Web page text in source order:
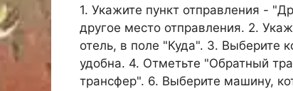
1. Укажите пункт отправления -
другое место отправления. 2.
отель, в поле "Куда". 3. Выберите
удобна. 4. Отметьте "Обратный
трансфер". 6. Выберите машину,